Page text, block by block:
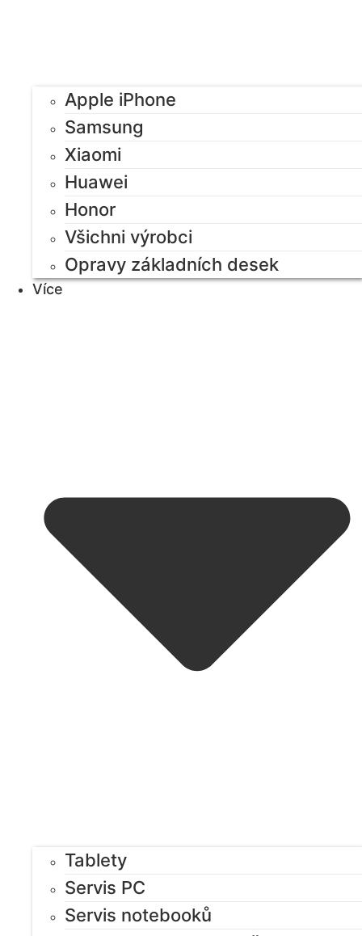
Apple iPhone
Samsung
Xiaomi
Huawei
Honor
Všichni výrobci
Opravy základních desek
Více
Tablety
Servis PC
Servis notebooků